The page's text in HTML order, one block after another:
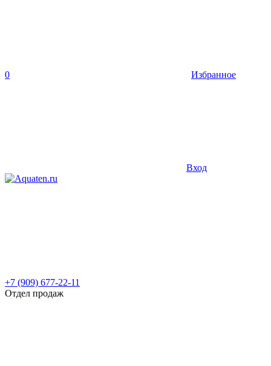
0 Избранное
Вход
+7 (909) 677-22-11
Отдел продаж